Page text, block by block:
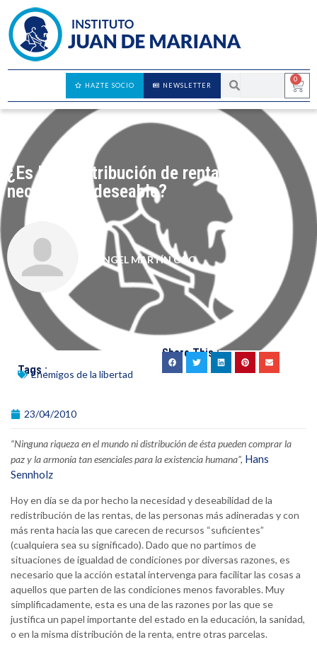
0
NEWSLETTER
HAZTE SOCIO
¿Es la redistribución de rentas tan
necesaria y deseable?
ÁNGEL MARTÍN ORO
Tags :Enemigos de la libertad
Share This :
23/04/2010
“Ninguna riqueza en el mundo ni distribución de ésta pueden comprar la
paz y la armonía tan esenciales para la existencia humana”, Hans
Sennholz
Hoy en día se da por hecho la necesidad y deseabilidad de la
redistribución de las rentas, de las personas más adineradas y con
más renta hacia las que carecen de recursos “suficientes”
(cualquiera sea su significado). Dado que no partimos de
situaciones de igualdad de condiciones por diversas razones, es
necesario que la acción estatal intervenga para facilitar las cosas a
aquellos que parten de las condiciones menos favorables. Muy
simplificadamente, esta es una de las razones por las que se
justifica un papel importante del estado en la educación, la sanidad,
o en la misma distribución de la renta, entre otras parcelas.